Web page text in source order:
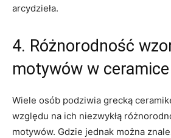
arcydzieła.
4. Różnorodność
‌motywów w
Wiele osób podziwia grecką
względu na ich⁣ niezwykłą
⁢motywów. Gdzie jednak ⁤można